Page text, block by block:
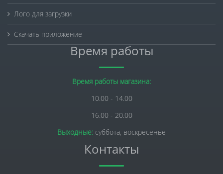
Лого для загрузки
Скачать приложение
Время работы
Время работы магазина:
10.00 - 14.00
16.00 - 20.00
Выходные: суббота, воскресенье
Контакты